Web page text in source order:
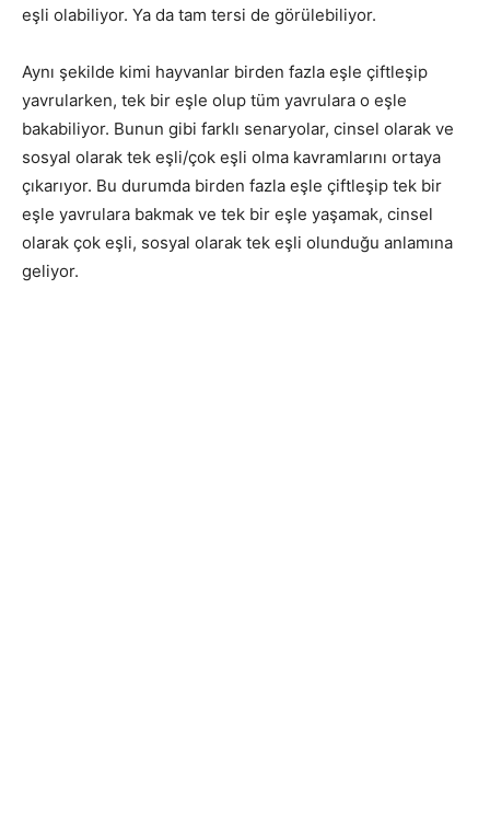
eşli olabiliyor. Ya da tam tersi de görülebiliyor.
Aynı şekilde kimi hayvanlar birden fazla eşle çiftleşip
yavrularken, tek bir eşle olup tüm yavrulara o eşle
bakabiliyor. Bunun gibi farklı senaryolar, cinsel olarak ve
sosyal olarak tek eşli/çok eşli olma kavramlarını ortaya
çıkarıyor. Bu durumda birden fazla eşle çiftleşip tek bir
eşle yavrulara bakmak ve tek bir eşle yaşamak, cinsel
olarak çok eşli, sosyal olarak tek eşli olunduğu anlamına
geliyor.